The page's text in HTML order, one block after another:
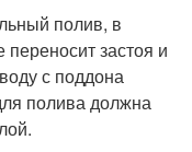
полив, в
застоя и
с поддона
полива должна